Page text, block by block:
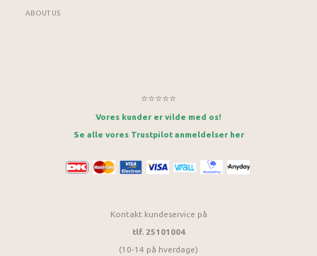
ABOUT US
⭐⭐⭐⭐⭐
Vores kunder er vilde med os!
Se alle vores Trustpilot anmeldelser her
Kontakt kundeservice på
tlf. 25101004
(10-14 på hverdage)